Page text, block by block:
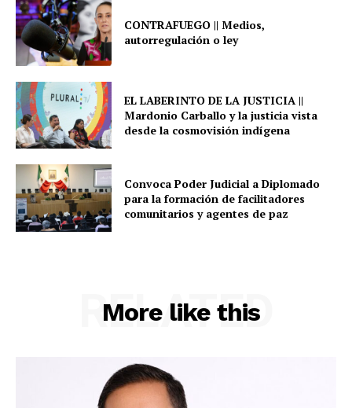
CONTRAFUEGO || Medios,
autorregulación o ley
EL LABERINTO DE LA JUSTICIA ||
Mardonio Carballo y la justicia vista
desde la cosmovisión indígena
Convoca Poder Judicial a Diplomado
para la formación de facilitadores
comunitarios y agentes de paz
More like this
RELATED